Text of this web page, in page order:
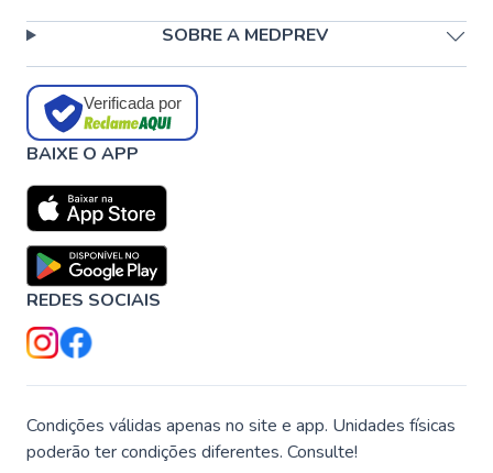
SOBRE A MEDPREV
Verificada por
BAIXE O APP
REDES SOCIAIS
Condições válidas apenas no site e app. Unidades físicas
poderão ter condições diferentes. Consulte!